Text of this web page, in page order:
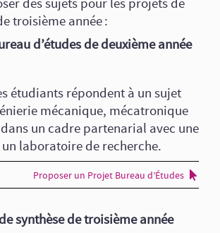
des sujets pour les projets de
troisième année :
d’études de deuxième année
étudiants répondent à un sujet
mécanique, mécatronique
un cadre partenarial avec une
laboratoire de recherche.
Proposer un Projet Bureau d’Études
synthèse de troisième année